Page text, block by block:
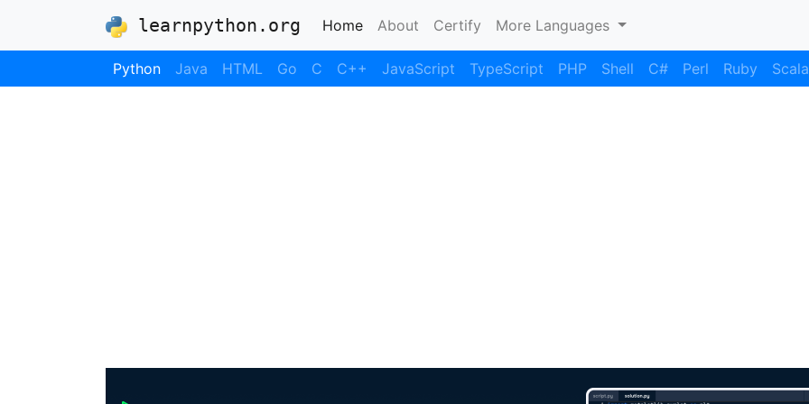
learnpython.org Home(current)
About Certify More Languages
Python Java HTML Go C C++ JavaScript TypeScript PHP Shell C# Perl Ruby Scala